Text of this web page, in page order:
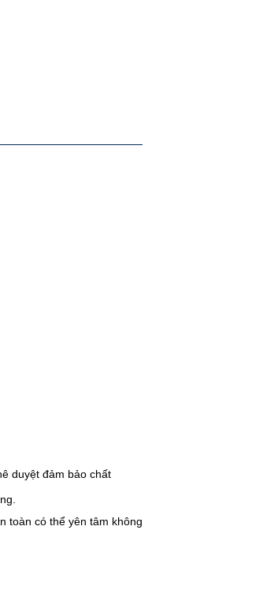
duyệt đảm bảo chất
toàn có thể yên tâm không